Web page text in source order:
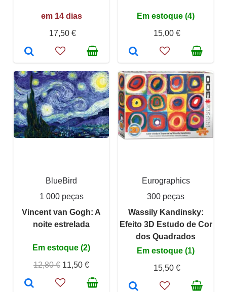
em 14 dias
17,50 €
Em estoque (4)
15,00 €
BlueBird
1 000 peças
Vincent van Gogh: A
noite estrelada
Em estoque (2)
12,80 € 11,50 €
Eurographics
300 peças
Wassily Kandinsky:
Efeito 3D Estudo de Cor
dos Quadrados
Em estoque (1)
15,50 €